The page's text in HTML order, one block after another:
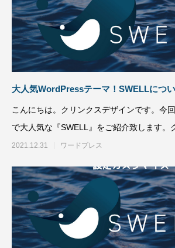
【国内最大WordPressテーマ 】素敵なサイ
トが構築出来る「TCD」テーマについて紹
介致します。
2022.03.01
【国内最大WordPressテーマ 】素敵なサイ
トが構築出来る「TCD」テーマについて紹
介致します。
2022.03.01
大人気WordPressテーマ！SWELLについ
こんにちは。クリンクスデザインです。今
で大人気な『SWELL』をご紹介致します。
2021.12.31 ワードプレス